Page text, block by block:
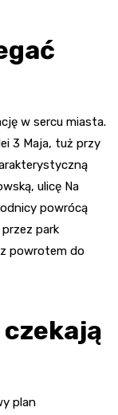
w sercu miasta.
3 Maja, tuż przy
ulicę Na
powrócą
park
powrotem do
plan